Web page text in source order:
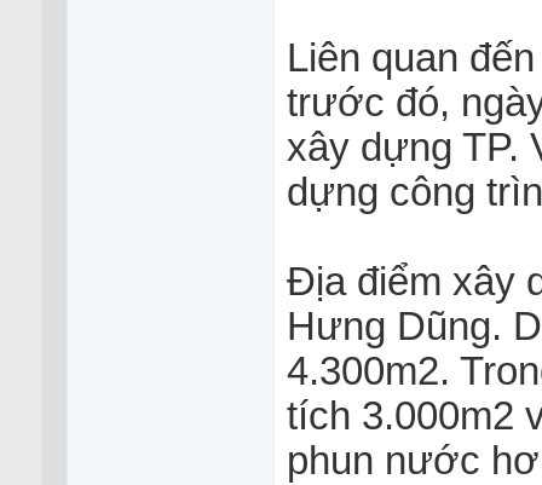
Liên quan
trước đó,
xây dựng TP.
dựng công
Địa điểm xây
Hưng Dũng.
4.300m2.
tích 3.000m2
phun nước